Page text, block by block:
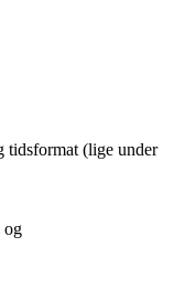
tidsformat (lige under
og